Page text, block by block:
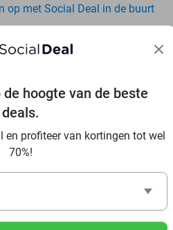
hoogte van de beste
deals.
en profiteer van kortingen tot wel
70%!
op met Social Deal in de buurt
in Nederland met Social
Van der Valk hotel in Haarlem
in Haarlem
Ontdek de leukste skihallen
in Haarlem